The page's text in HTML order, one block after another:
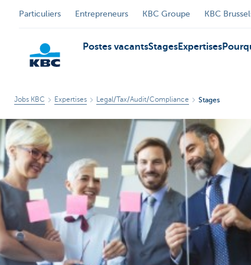
Particuliers Entrepreneurs KBC Groupe KBC
Particulieren
Postes vacantsStagesExpertises
Jobs KBC Expertises Legal/Tax/Audit/Compliance Stages